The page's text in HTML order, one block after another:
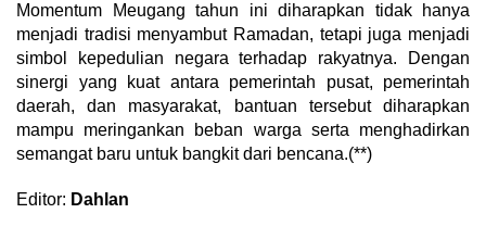
Momentum Meugang tahun ini diharapkan tidak hanya
menjadi tradisi menyambut Ramadan, tetapi juga menjadi
simbol kepedulian negara terhadap rakyatnya. Dengan
sinergi yang kuat antara pemerintah pusat, pemerintah
daerah, dan masyarakat, bantuan tersebut diharapkan
mampu meringankan beban warga serta menghadirkan
semangat baru untuk bangkit dari bencana.(**)
Editor: Dahlan